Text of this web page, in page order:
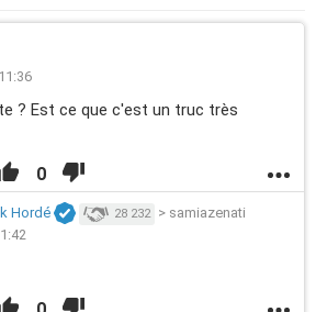
? Est ce que c'est un truc très
0
Hordé 28 232 > samiazenati